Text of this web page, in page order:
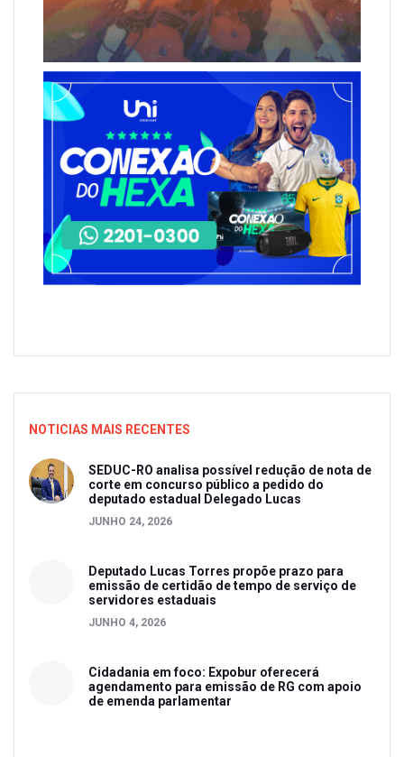
NOTICIAS MAIS RECENTES
SEDUC-RO analisa possível redução de nota de
corte em concurso público a pedido do
deputado estadual Delegado Lucas
JUNHO 24, 2026
Deputado Lucas Torres propõe prazo para
emissão de certidão de tempo de serviço de
servidores estaduais
JUNHO 4, 2026
Cidadania em foco: Expobur oferecerá
agendamento para emissão de RG com apoio
de emenda parlamentar